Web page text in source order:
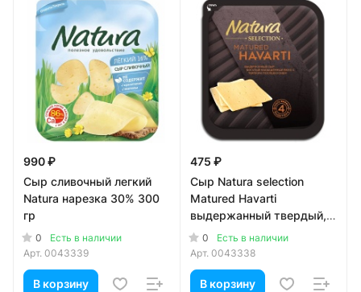
990 ₽
Сыр сливочный легкий
Natura нарезка 30% 300
гр
0
Есть в наличии
Арт. 0043339
В корзину
475 ₽
Сыр Natura selection
Matured Havarti
выдержанный твердый,
нарезка 45% 150 гр
0
Есть в наличии
Арт. 0043338
В корзину